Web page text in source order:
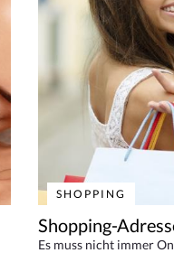
SHOPPING
Shopping-
Es muss nicht immer